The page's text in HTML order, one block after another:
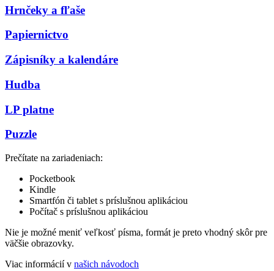
Hrnčeky a fľaše
Papiernictvo
Zápisníky a kalendáre
Hudba
LP platne
Puzzle
Prečítate na zariadeniach:
Pocketbook
Kindle
Smartfón či tablet s príslušnou aplikáciou
Počítač s príslušnou aplikáciou
Nie je možné meniť veľkosť písma, formát je preto vhodný skôr pre
väčšie obrazovky.
Viac informácií v našich návodoch